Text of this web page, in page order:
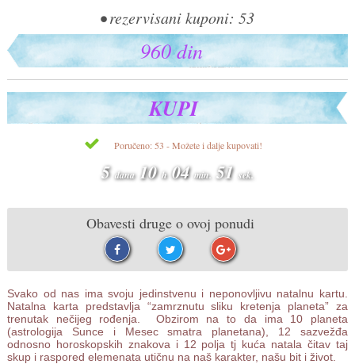
• rezervisani kuponi: 53
960 din
KUPI
Poručeno: 53 - Možete i dalje kupovati!
5dana 10h 04min. 51 sek.
Obavesti druge o ovoj ponudi
Svako od nas ima svoju jedinstvenu i neponovljivu natalnu kartu.
Natalna karta predstavlja “zamrznutu sliku kretenja planeta” za
trenutak nečijeg rođenja. Obzirom na to da ima 10 planeta
(astrologija Sunce i Mesec smatra planetana), 12 sazvežđa
odnosno horoskopskih znakova i 12 polja tj kuća natala čitav taj
skup i raspored elemenata utičnu na naš karakter, našu bit i život.